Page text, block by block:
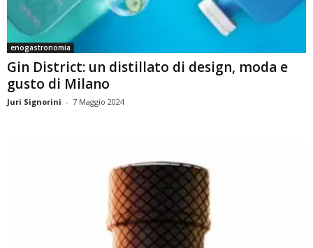
enogastronomia
Gin District: un distillato di design, moda e
gusto di Milano
Juri Signorini - 7 Maggio 2024